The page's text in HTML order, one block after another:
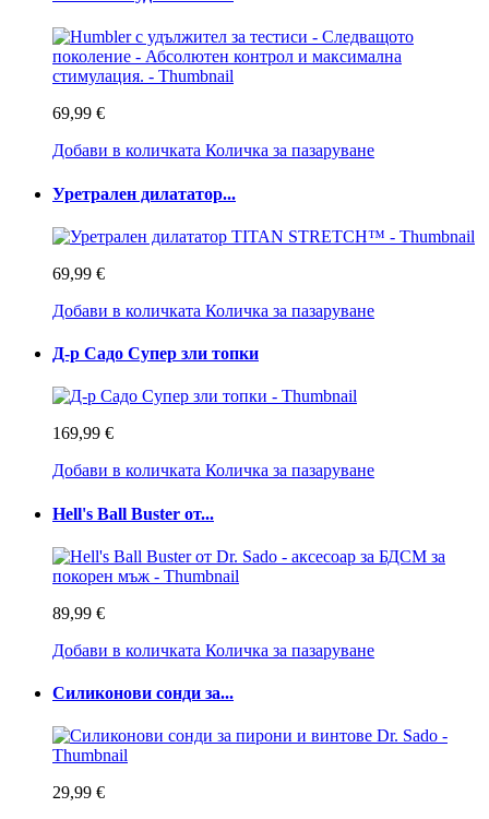
69,99 €
Добави в количката Количка за пазаруване
Уретрален дилататор...
69,99 €
Добави в количката Количка за пазаруване
Д-р Садо Супер зли топки
169,99 €
Добави в количката Количка за пазаруване
Hell's Ball Buster от...
89,99 €
Добави в количката Количка за пазаруване
Силиконови сонди за...
29,99 €